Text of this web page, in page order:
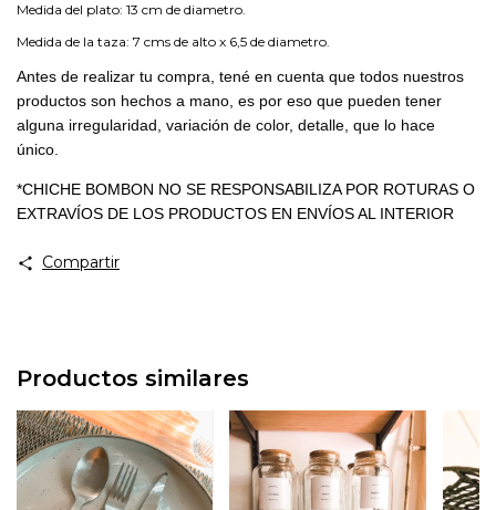
Medida del plato: 13 cm de diametro.
Medida de la taza: 7 cms de alto x 6,5 de diametro.
Antes de realizar tu compra, tené en cuenta que todos nuestros
productos son hechos a mano, es por eso que pueden tener
alguna irregularidad, variación de color, detalle, que lo hace
único.
*CHICHE BOMBON NO SE RESPONSABILIZA POR ROTURAS O
EXTRAVÍOS DE LOS PRODUCTOS EN ENVÍOS AL INTERIOR
Compartir
Productos similares